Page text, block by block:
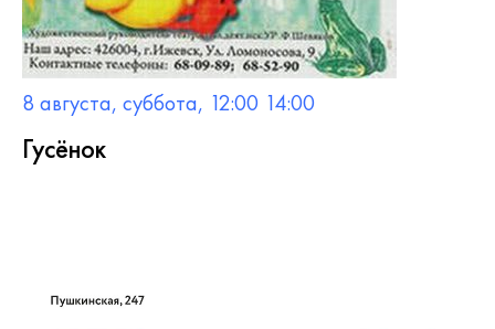
8 августа, суббота, 12:00 14:00
Гусёнок